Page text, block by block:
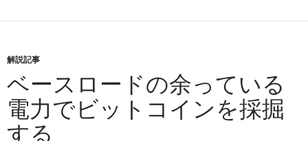
レ
ス
解説記事
ベースロードの余っている
電力でビットコインを採掘
する